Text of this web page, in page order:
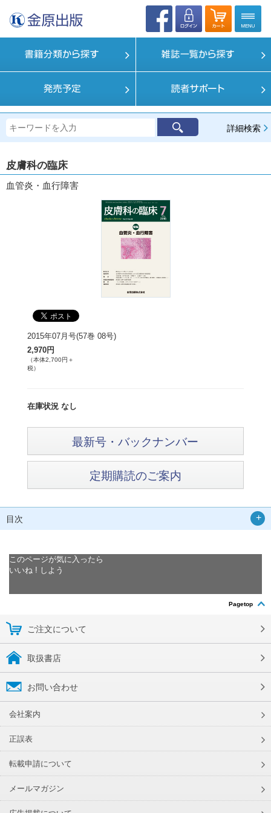
詳細検索
皮膚科の臨床
血管炎・血行障害
2015年07月号(57巻 08号)
2,970円
（本体2,700円＋
税）
在庫状況 なし
最新号・バックナンバー
定期購読のご案内
目次
このページが気に入ったら
いいね ! しよう
Pagetop
ご注文について
取扱書店
お問い合わせ
会社案内
正誤表
転載申請について
メールマガジン